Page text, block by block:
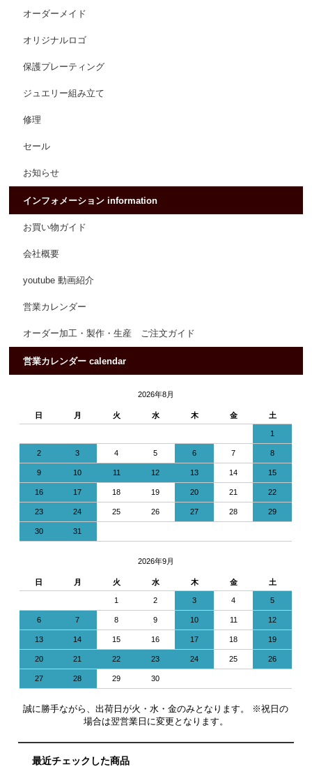
オーダーメイド
オリジナルロゴ
保護プレーティング
ジュエリー組み立て
修理
セール
お知らせ
インフォメーション information
お買い物ガイド
会社概要
youtube 動画紹介
営業カレンダー
オーダー加工・製作・生産 ご注文ガイド
営業カレンダー calendar
2026年8月
日 月 火 水 木 金 土
1
2 3 4 5 6 7 8
9 10 11 12 13 14 15
16 17 18 19 20 21 22
23 24 25 26 27 28 29
30 31
2026年9月
日 月 火 水 木 金 土
1 2 3 4 5
6 7 8 9 10 11 12
13 14 15 16 17 18 19
20 21 22 23 24 25 26
27 28 29 30
誠に勝手ながら、出荷日が火・水・金のみとなります。 ※祝日の
場合は翌営業日に変更となります。
最近チェックした商品